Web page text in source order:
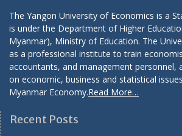
The Yangon University of Economics is a
is under the Department of Higher
Myanmar), Ministry of Education. The
as a professional institute to train
accountants, and management personnel,
on economic, business and statistical
Myanmar Economy.Read More…
Recent Posts